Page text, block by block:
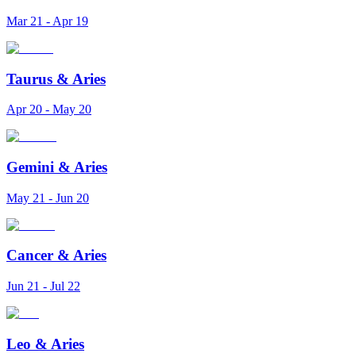
Mar 21 - Apr 19
Taurus & Aries
Apr 20 - May 20
Gemini & Aries
May 21 - Jun 20
Cancer & Aries
Jun 21 - Jul 22
Leo & Aries